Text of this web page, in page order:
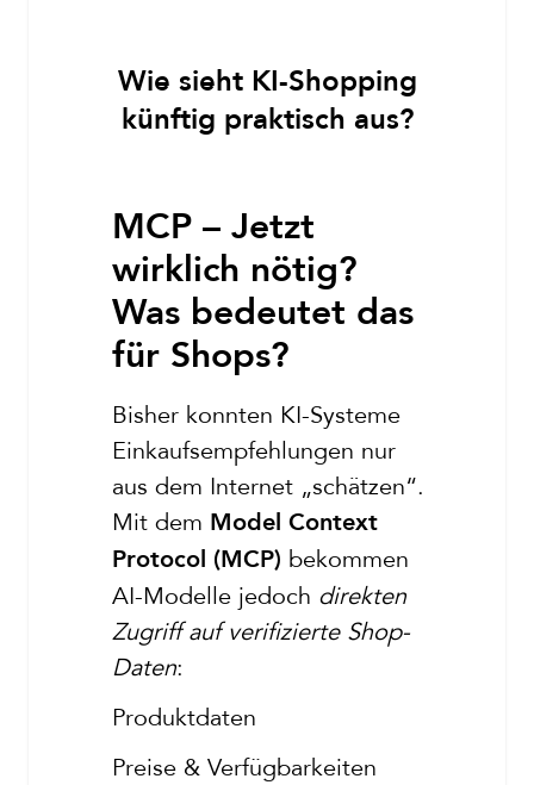
Wie sieht KI-Shopping
künftig praktisch aus?
MCP – Jetzt
wirklich nötig?
Was bedeutet das
für Shops?
Bisher konnten KI-Systeme
Einkaufsempfehlungen nur
aus dem Internet „schätzen“.
Mit dem Model Context
Protocol (MCP) bekommen
AI-Modelle jedoch direkten
Zugriff auf verifizierte Shop-
Daten:
Produktdaten
Preise & Verfügbarkeiten